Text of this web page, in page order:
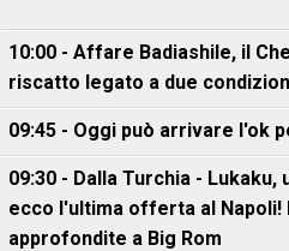
10:00 - Affare Badiashile, il
riscatto legato a due
09:45 - Oggi può arrivare l'ok
09:30 - Dalla Turchia -
ecco l'ultima offerta al Napoli!
approfondite a Big Rom